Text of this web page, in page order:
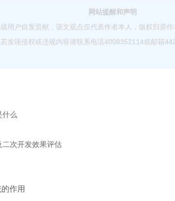
网站提醒和声明
用户自发贡献，该文观点仅代表作者本人，版权归原
发现侵权或违规内容请联系电话4008352114或邮箱
什么
次开发效果评估
作用